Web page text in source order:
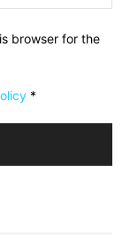
browser for the
*